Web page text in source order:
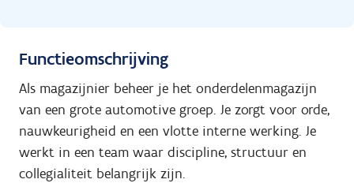
Functieomschrijving
Als magazijnier beheer je het onderdelenmagazijn
van een grote automotive groep. Je zorgt voor orde,
nauwkeurigheid en een vlotte interne werking. Je
werkt in een team waar discipline, structuur en
collegialiteit belangrijk zijn.